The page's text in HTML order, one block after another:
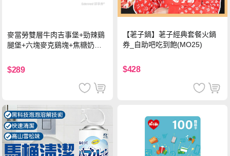
麥當勞雙層牛肉吉事堡+勁辣鷄
腿堡+六塊麥克鷄塊+焦糖奶茶
$289
【荖子鍋】荖子經典套餐火鍋
券_自助吧吃到飽(MO25)
$428